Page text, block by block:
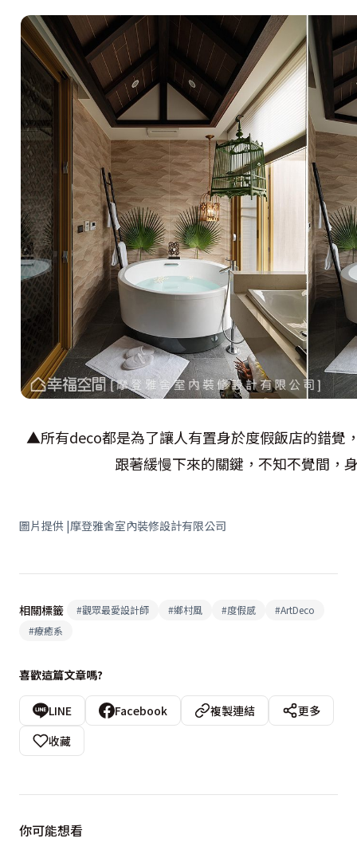
▲所有deco都是為了讓人有置身於度假飯店的錯覺
跟著緩慢下來的關鍵，不知不覺間，
圖片提供 |摩登雅舍室內裝修設計有限公司
相關標籤 #觀眾最愛設計師 #鄉村風 #度假感 #ArtDeco
#療癒系
喜歡這篇文章嗎?
LINE Facebook 複製連結
更多
收藏
你可能想看